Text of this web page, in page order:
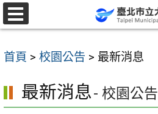
跳
至
要
容
首頁 > 校園公告 > 最新消息
最新消息- 校園公告
選
單